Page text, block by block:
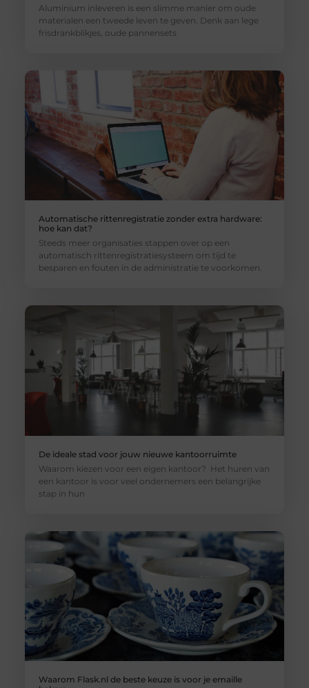
Aluminium inleveren is een slimme manier om oude
materialen een tweede leven te geven. Denk aan lege
frisdrankblikjes, oude pannensets
Automatische rittenregistratie zonder extra hardware:
hoe kan dat?
Steeds meer organisaties stappen over op een
automatisch rittenregistratiesysteem om tijd te
besparen en fouten in de administratie te voorkomen.
De ideale stad voor jouw nieuwe kantoorruimte
Waarom kiezen voor een eigen kantoor? Het huren van
een kantoor is voor veel ondernemers een belangrijke
stap in hun
Waarom Flask.nl de beste keuze is voor je emaille